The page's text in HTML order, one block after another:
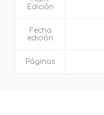
Edición
Fecha
edición
Páginas